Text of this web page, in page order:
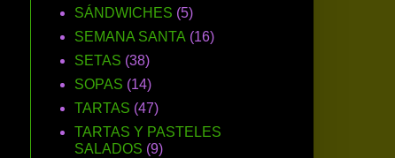
SÁNDWICHES (5)
SEMANA SANTA (16)
SETAS (38)
SOPAS (14)
TARTAS (47)
TARTAS Y PASTELES
SALADOS (9)